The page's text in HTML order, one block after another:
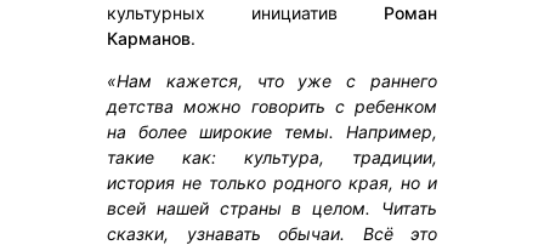
культурных инициатив Роман
Карманов.
«Нам кажется, что уже с раннего
детства можно говорить с ребенком
на более широкие темы. Например,
такие как: культура, традиции,
история не только родного края, но и
всей нашей страны в целом. Читать
сказки, узнавать обычаи. Всё это